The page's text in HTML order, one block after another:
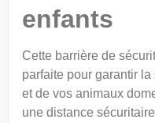
enfants
Cette barrière de
parfaite pour garantir
et de vos animaux
une distance